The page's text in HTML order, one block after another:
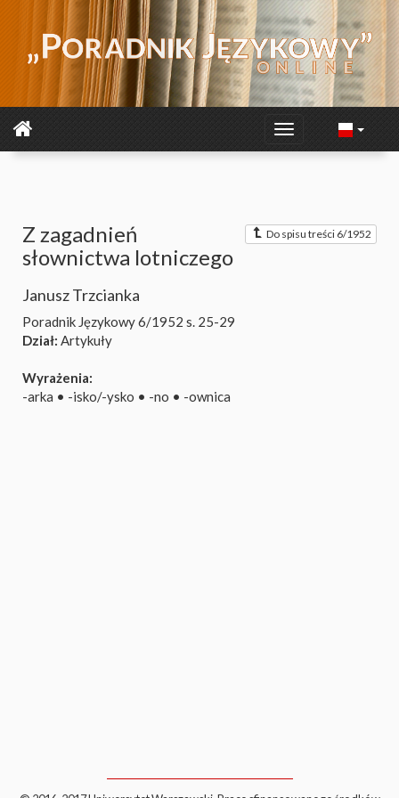
Do spisu treści 6/1952
Z zagadnień
słownictwa lotniczego
Janusz Trzcianka
Poradnik Językowy 6/1952 s. 25-29
Dział: Artykuły
Wyrażenia:
-arka • -isko/-ysko • -no • -ownica